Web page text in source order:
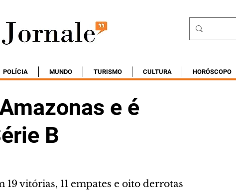
POLÍCIA MUNDO TURISMO CULTURA HORÓSCOPO
e é
B
vitórias, 11 empates e oito derrotas